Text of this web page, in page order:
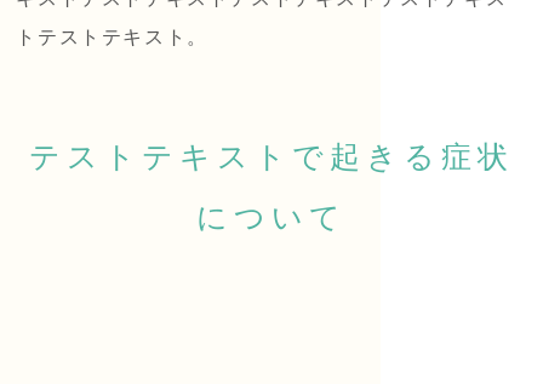
トテストテキスト。
テストテキストで起きる症状
について